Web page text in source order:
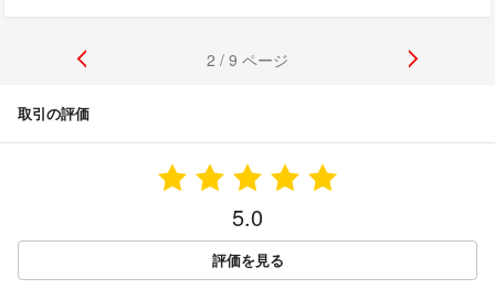
2 / 9 ページ
取引の評価
5.0
評価を見る